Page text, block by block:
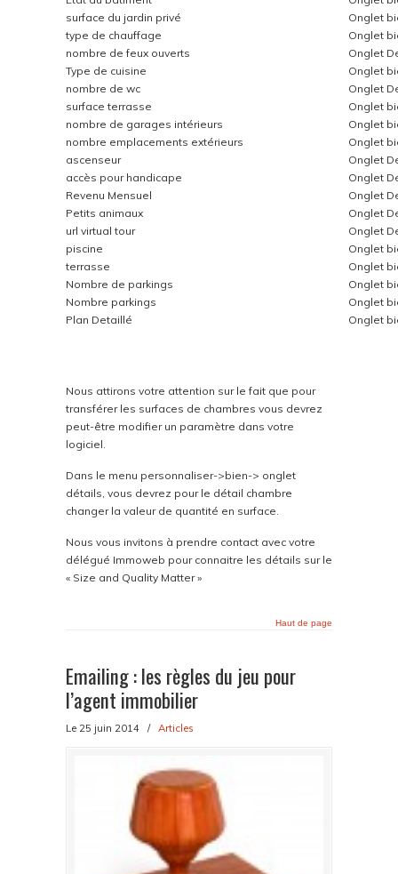
surface du jardin privé
Onglet
type de chauffage
Onglet
nombre de feux ouverts
Onglet
Type de cuisine
Onglet
nombre de wc
Onglet
surface terrasse
Onglet
nombre de garages intérieurs
Onglet
nombre emplacements extérieurs
Onglet
ascenseur
Onglet
accès pour handicape
Onglet
Revenu Mensuel
Onglet
Petits animaux
Onglet
url virtual tour
Onglet
piscine
Onglet
terrasse
Onglet
Nombre de parkings
Onglet
Nombre parkings
Onglet
Plan Detaillé
Onglet
Nous attirons votre attention sur le fait que pour
transférer les surfaces de chambres vous devrez
peut-être modifier un paramètre dans votre
logiciel.
Dans le menu personnaliser->bien-> onglet
détails, vous devrez pour le détail chambre
changer la valeur de quantité en surface.
Nous vous invitons à prendre contact avec votre
délégué Immoweb pour connaitre les détails sur le
« Size and Quality Matter »
Haut de page
Emailing : les règles du jeu pour
l’agent immobilier
Le 25 juin 2014 / Articles